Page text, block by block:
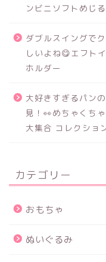
ンビニソフトめじ
ダブルスイングで
しいよね😋エフト
ホルダー
大好きすぎるパン
見！👀めちゃくち
大集合 コレクショ
カテゴリー
おもちゃ
ぬいぐるみ